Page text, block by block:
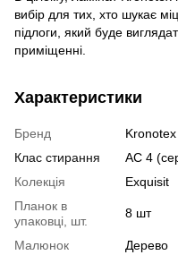
вибір для тих, хто шукає
підлоги, який буде
приміщенні.
Характеристики
Бренд
Kronotex
Клас стирання
АС 4
Колекція
Exquisit
Планок в
упаковці, шт.
8 шт
Малюнок
Дерево